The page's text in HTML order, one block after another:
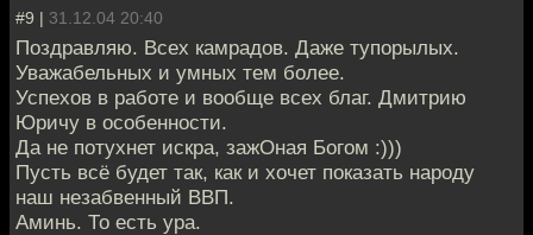
#9 | 31.12.04 20:40
Поздравляю. Всех камрадов. Даже тупорылых.
Уважабельных и умных тем более.
Успехов в работе и вообще всех благ. Дмитрию
Юричу в особенности.
Да не потухнет искра, зажОная Богом :)))
Пусть всё будет так, как и хочет показать народу
наш незабвенный ВВП.
Аминь. То есть ура.